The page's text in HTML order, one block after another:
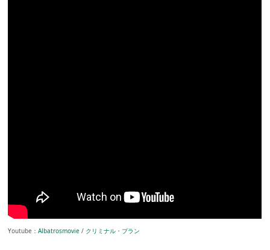
Youtube：Albatrosmovie / クリミナル・プラン